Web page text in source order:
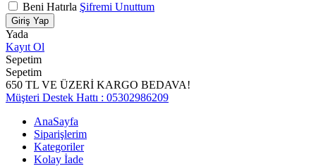
Beni Hatırla Şifremi Unuttum
Giriş Yap
Yada
Kayıt Ol
Sepetim
Sepetim
650 TL VE ÜZERİ KARGO BEDAVA!
Müşteri Destek Hattı : 05302986209
AnaSayfa
Siparişlerim
Kategoriler
Kolay İade